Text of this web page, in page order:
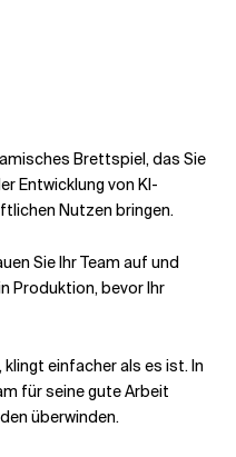
Brettspiel, das Sie
Entwicklung von KI-
Nutzen bringen.
Sie Ihr Team auf und
Produktion, bevor Ihr
klingt einfacher als es ist. In
für seine gute Arbeit
überwinden.